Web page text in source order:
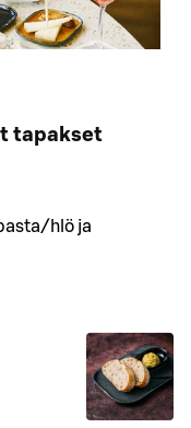
tapakset
hlö ja